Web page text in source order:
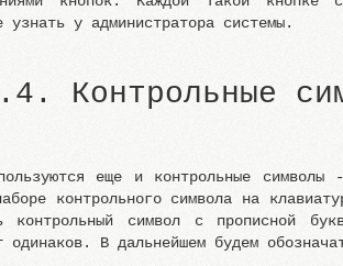
у администратора системы.
Контрольные
еще и контрольные символы
контрольного символа на
символ с прописной
В дальнейшем будем